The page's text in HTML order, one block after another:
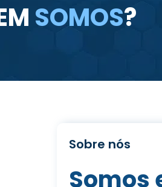
SOMOS?
Sobre nós
Somos